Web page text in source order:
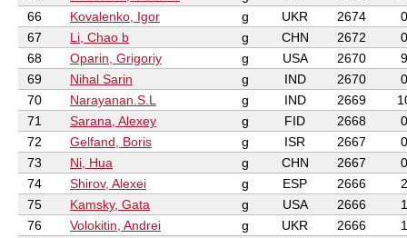
66
Kovalenko, Igor g UKR 2674
0
67
Li, Chao b g CHN 2672
0
68
Oparin, Grigoriy g USA 2670
9
69
Nihal Sarin g IND 2670
0
70
Narayanan.S.L g IND 2669
71
Sarana, Alexey g FID 2668
0
72
Gelfand, Boris g ISR 2667
0
73
Ni, Hua g CHN 2667
0
74
Shirov, Alexei g ESP 2666
2
75
Kamsky, Gata g USA 2666
1
76
Volokitin, Andrei g UKR 2666
1